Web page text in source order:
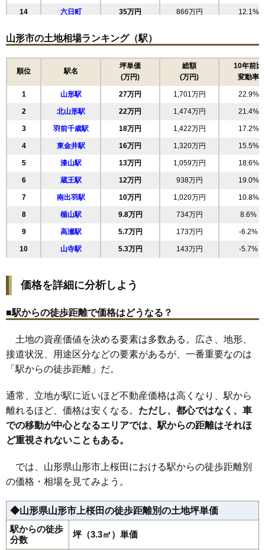
14 六日町 35万円 866万円 12.1%
16 緑町 33万円 1,966万円 36.4%
33万円 2,057万円 42.3%
32万円 2,037万円 36.1%
19 東原町 32万円 2,023万円 29.1%
20 若葉町 32万円 1,855万円 42.8%
21 城西町 31万円 2,117万円 42.5%
22 末広町 31万円 1,464万円 21.4%
23 相生町 30万円 1,962万円 14.1%
24 錦町 30万円 1,477万円 31.9%
25 荒楯町 30万円 1,962万円 22.8%
26 松見町 30万円 2,051万円 25.8%
27 寿町 30万円 1,956万円 28.7%
28 大手町 29万円 1,489万円 21.5%
30 南一番町 28万円
32 南原町 28万円 1,735万円 19.1%
33 小荷駄町 28万円 1,814万円 19.6%
34 前田町 27万円 1,933万円 20.6%
35 宮町
36 南栄町 26万円 1,983万円 24.8%
37 篭田 26万円 1,971万円 23.4%
38 松波 26万円 2,401万円 28.3%
39 鉄砲町 26万円
41 花楯
43 小白川町 25万円 1,677万円
44
45
山形市の土地相場ランキング（駅）
順位 駅名
坪単価
(万円)
総額
(万円)
10年前比
変動率
1 山形駅 27万円 1,701万円 22.9%
2 北山形駅 22万円 1,474万円 21.4%
3 羽前千歳駅 18万円 1,422万円 17.2%
4 東金井駅 16万円 1,320万円 15.5%
5 漆山駅 13万円 1,059万円 18.6%
6 蔵王駅 12万円 938万円 19.0%
7 南出羽駅 10万円 1,020万円 10.8%
8 楯山駅 9.8万円 734万円 8.6%
9 高瀬駅 5.7万円 173万円 -6.2%
10 山寺駅 5.3万円 143万円 -5.7%
価格を詳細に分析しよう
■駅からの徒歩距離で価格はどうなる？
土地の資産価値を決める要素は多数ある。広さ、地形、
接道状況、用途区分などの要素があるが、一番重要なのは
「駅からの徒歩距離」だ。
通常、立地が駅に近いほど不動産価格は高くなり、駅から
離れるほど、価格は安くなる。 ただし、都心ではなく、車
での移動が中心となるエリアでは、駅からの距離はそれほ
ど重視されないこともある。
では、山形県山形市上桜田における駅からの徒歩距離別
の価格・相場を見てみよう。
◆山形県山形市上桜田の徒歩距離別の土地坪単価
駅からの徒歩
分数
坪（3.3㎡）単価